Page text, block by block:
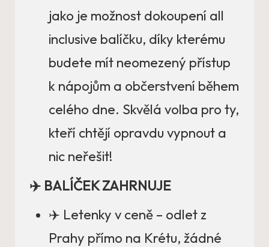
jako je možnost dokoupení all
inclusive balíčku, díky kterému
budete mít neomezený přístup
k nápojům a občerstvení během
celého dne. Skvělá volba pro ty,
kteří chtějí opravdu vypnout a
nic neřešit!
✈️ BALÍČEK ZAHRNUJE
✈️ Letenky v ceně – odlet z
Prahy přímo na Krétu, žádné